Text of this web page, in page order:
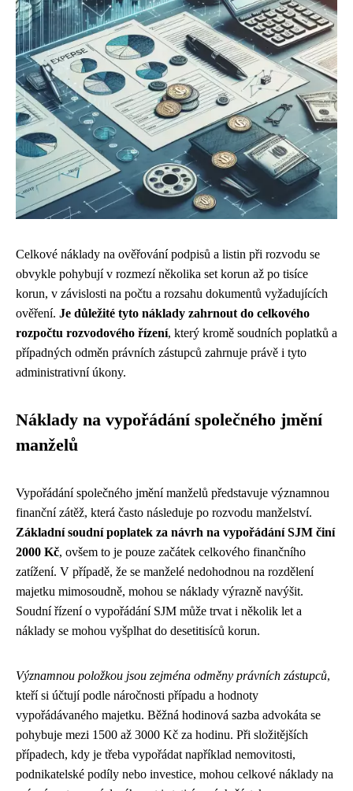
Celkové náklady na ověřování podpisů a listin při rozvodu se
obvykle pohybují v rozmezí několika set korun až po tisíce
korun, v závislosti na počtu a rozsahu dokumentů vyžadujících
ověření. Je důležité tyto náklady zahrnout do celkového
rozpočtu rozvodového řízení, který kromě soudních poplatků a
případných odměn právních zástupců zahrnuje právě i tyto
administrativní úkony.
Náklady na vypořádání společného jmění
manželů
Vypořádání společného jmění manželů představuje významnou
finanční zátěž, která často následuje po rozvodu manželství.
Základní soudní poplatek za návrh na vypořádání SJM činí
2000 Kč, ovšem to je pouze začátek celkového finančního
zatížení. V případě, že se manželé nedohodnou na rozdělení
majetku mimosoudně, mohou se náklady výrazně navýšit.
Soudní řízení o vypořádání SJM může trvat i několik let a
náklady se mohou vyšplhat do desetitisíců korun.
Významnou položkou jsou zejména odměny právních zástupců,
kteří si účtují podle náročnosti případu a hodnoty
vypořádávaného majetku. Běžná hodinová sazba advokáta se
pohybuje mezi 1500 až 3000 Kč za hodinu. Při složitějších
případech, kdy je třeba vypořádat například nemovitosti,
podnikatelské podíly nebo investice, mohou celkové náklady na